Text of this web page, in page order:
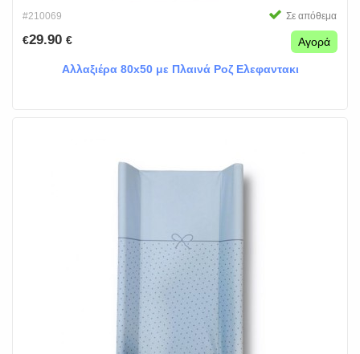
#210069 Σε απόθεμα
€29.90 € Αγορά
Αλλαξιέρα 80x50 με Πλαινά Ροζ Ελεφαντακι